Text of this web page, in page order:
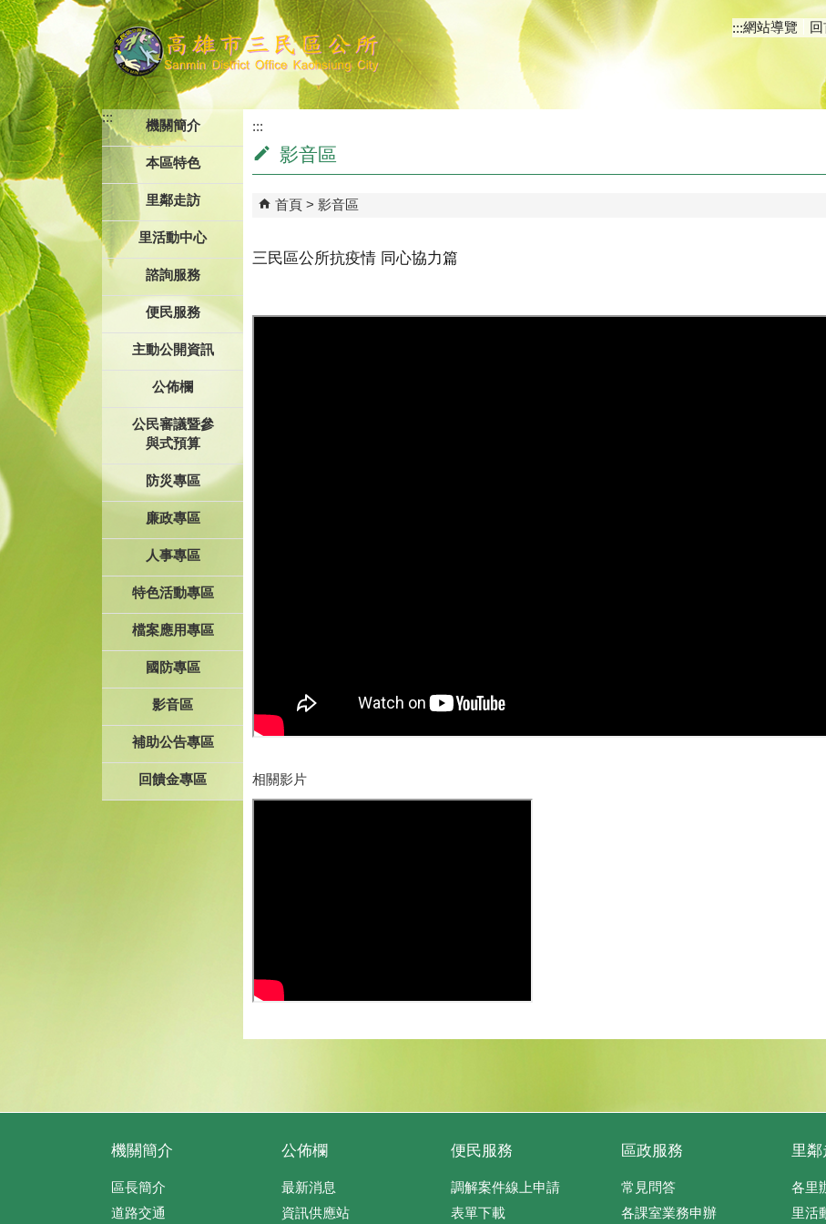
跳到主要內容區塊
:::網站導覽
:::
機關簡介
本區特色
里鄰走訪
里活動中心
諮詢服務
便民服務
主動公開資訊
公佈欄
公民審議暨參
與式預算
防災專區
廉政專區
人事專區
特色活動專區
檔案應用專區
國防專區
影音區
補助公告專區
回饋金專區
:::
影音區
首頁 影音區
三民區公所抗疫情 同心協力篇
相關影片
機關簡介
區長簡介
道路交通
公佈欄
最新消息
資訊供應站
便民服務
調解案件線上申請
表單下載
區政服務
常見問答
各課室業務申辦
里
各里
里活